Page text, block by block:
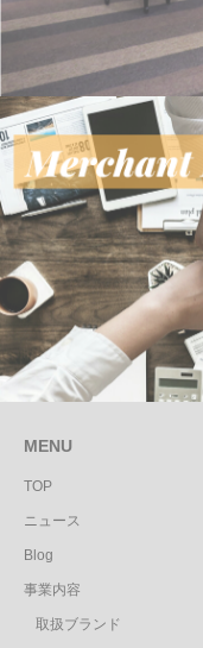
MENU
TOP
ニュース
Blog
事業内容
取扱ブランド